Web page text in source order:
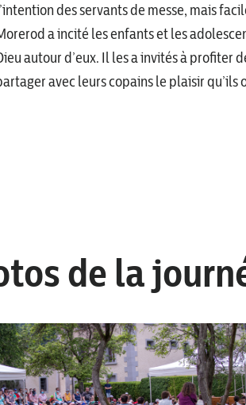
des servants de messe, mais
a incité les enfants et les
autour d’eux. Il les a invités à profiter
avec leurs copains le plaisir qu’ils
de la